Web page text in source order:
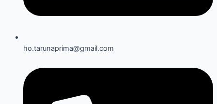
ho.tarunaprima@gmail.com